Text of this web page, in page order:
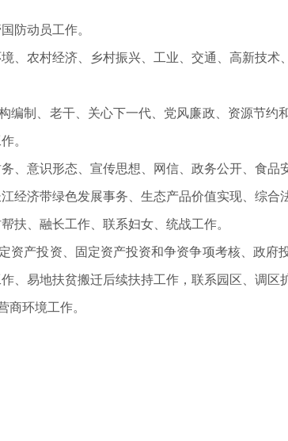
防动员工作。
、农村经济、乡村振兴、工业、交通、高新技
制、老干、关心下一代、党风廉政、资源节约
。
、意识形态、宣传思想、网信、政务公开、食
经济带绿色发展事务、生态产品价值实现、综
扶、融长工作、联系妇女、统战工作。
产投资、固定资产投资和争资争项考核、政府
易地扶贫搬迁后续扶持工作，联系园区、调区
环境工作。